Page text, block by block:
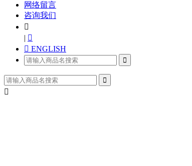
网络留言
咨询我们

| 
 ENGLISH


